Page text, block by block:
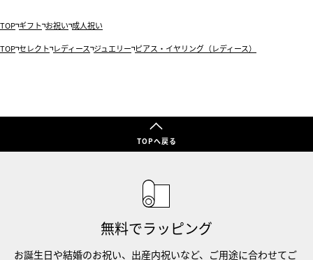
TOP ギフト お祝い 成人祝い
TOP セレクト レディース ジュエリー ピアス・イヤリング（レディース）
TOPへ戻る
無料でラッピング
お誕生日や結婚のお祝い、出産内祝いなど、ご用途に合わせてご